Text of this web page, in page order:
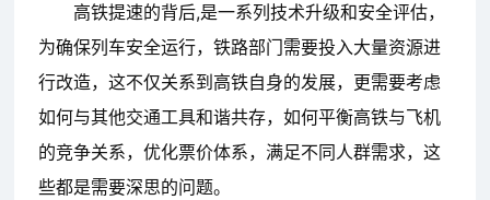
高铁提速的背后,是一系列技术升级和安全评估，
为确保列车安全运行，铁路部门需要投入大量资源进
行改造，这不仅关系到高铁自身的发展，更需要考虑
如何与其他交通工具和谐共存，如何平衡高铁与飞机
的竞争关系，优化票价体系，满足不同人群需求，这
些都是需要深思的问题。